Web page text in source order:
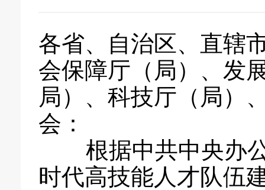
各省、自治区、直辖
会保障厅（局）、发
局）、科技厅（局）
会：
根据中共中央办公
时代高技能人才队伍